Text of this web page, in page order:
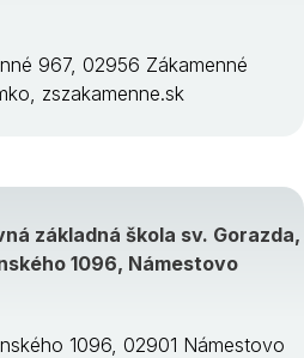
967, 02956 Zákamenné
zszakamenne.sk
základná škola sv. Gorazda,
1096, Námestovo
1096, 02901 Námestovo